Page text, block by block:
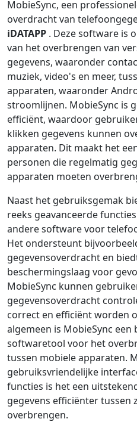
MobieSync, een
overdracht van
iDATAPP . Deze software is
van het overbrengen van
gegevens, waaronder
muziek, video's en meer,
apparaten, waaronder
stroomlijnen. MobieSync is
efficiënt, waardoor
klikken gegevens kunnen
apparaten. Dit maakt het
personen die regelmatig
apparaten moeten
Naast het gebruiksgemak
reeks geavanceerde
andere software voor
Het ondersteunt
gegevensoverdracht en
beschermingslaag voor
MobieSync kunnen
gegevensoverdracht
correct en efficiënt worden
algemeen is MobieSync
softwaretool voor het
tussen mobiele apparaten.
gebruiksvriendelijke
functies is het een
gegevens efficiënter tussen
overbrengen.